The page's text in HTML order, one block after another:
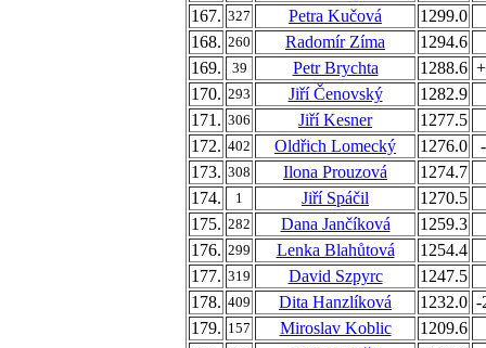
167. 327 Petra Kučová
1299.0
168. 260 Radomír Zíma
1294.6
169.
39 Petr Brychta 1288.6
170. 293 Jiří Čenovský
1282.9
171. 306 Jiří Kesner
1277.5
172. 402 Oldřich Lomecký 1276.0
173. 308 Ilona Prouzová
1274.7
174.
1 Jiří Spáčil
1270.5
175. 282 Dana Jančíková
1259.3
176. 299 Lenka Blahůtová
1254.4
177. 319 David Szpyrc
1247.5
178. 409 Dita Hanzlíková 1232.0 -
179. 157 Miroslav Koblic
1209.6